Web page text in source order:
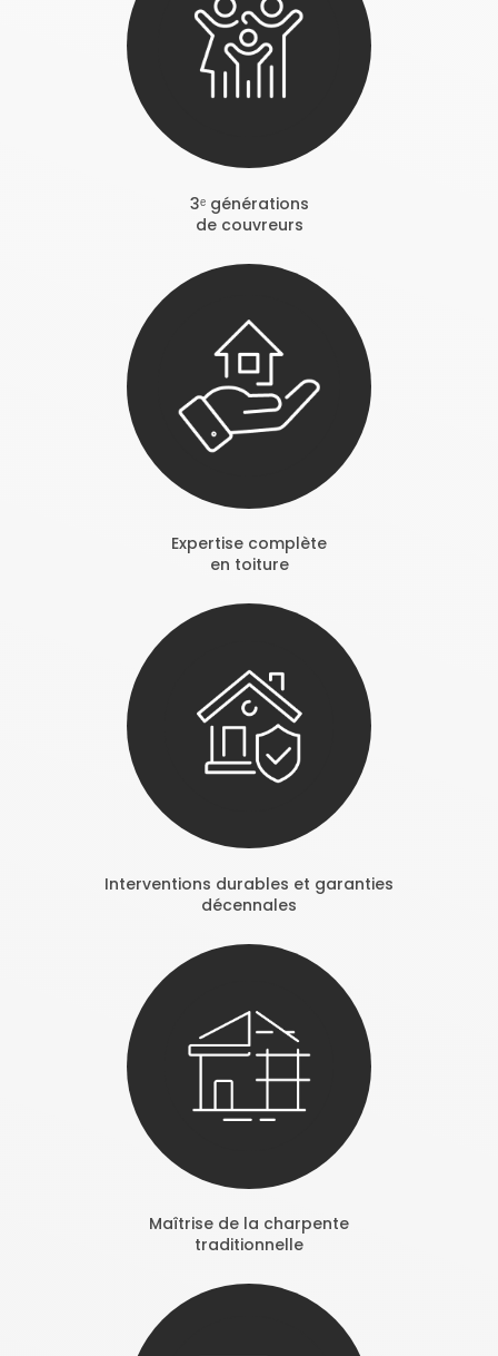
3ᵉ générations
de couvreurs
Expertise complète
en toiture
Interventions durables et garanties
décennales
Maîtrise de la charpente
traditionnelle